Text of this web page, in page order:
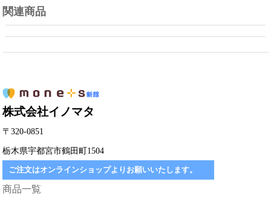
関連商品
株式会社イノマタ
〒320-0851
栃木県宇都宮市鶴田町1504
ご注文はオンラインショップよりお願いいたします。
商品一覧